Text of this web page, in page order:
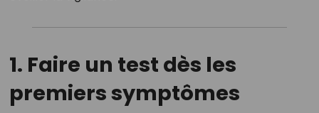
1. Faire un test dès les
premiers symptômes